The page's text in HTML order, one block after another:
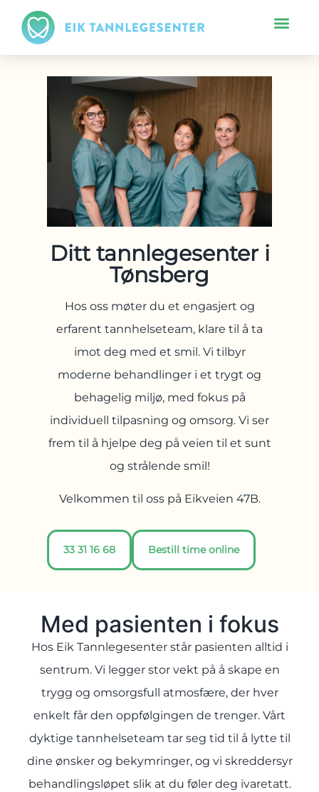
Ditt tannlegesenter i
Tønsberg
Hos oss møter du et engasjert og
erfarent tannhelseteam, klare til å ta
imot deg med et smil. Vi tilbyr
moderne behandlinger i et trygt og
behagelig miljø, med fokus på
individuell tilpasning og omsorg. Vi ser
frem til å hjelpe deg på veien til et sunt
og strålende smil!
Velkommen til oss på Eikveien 47B.
33 31 16 68 Bestill time online
Med pasienten i fokus
Hos Eik Tannlegesenter står pasienten alltid i
sentrum. Vi legger stor vekt på å skape en
trygg og omsorgsfull atmosfære, der hver
enkelt får den oppfølgingen de trenger. Vårt
dyktige tannhelseteam tar seg tid til å lytte til
dine ønsker og bekymringer, og vi skreddersyr
behandlingsløpet slik at du føler deg ivaretatt.